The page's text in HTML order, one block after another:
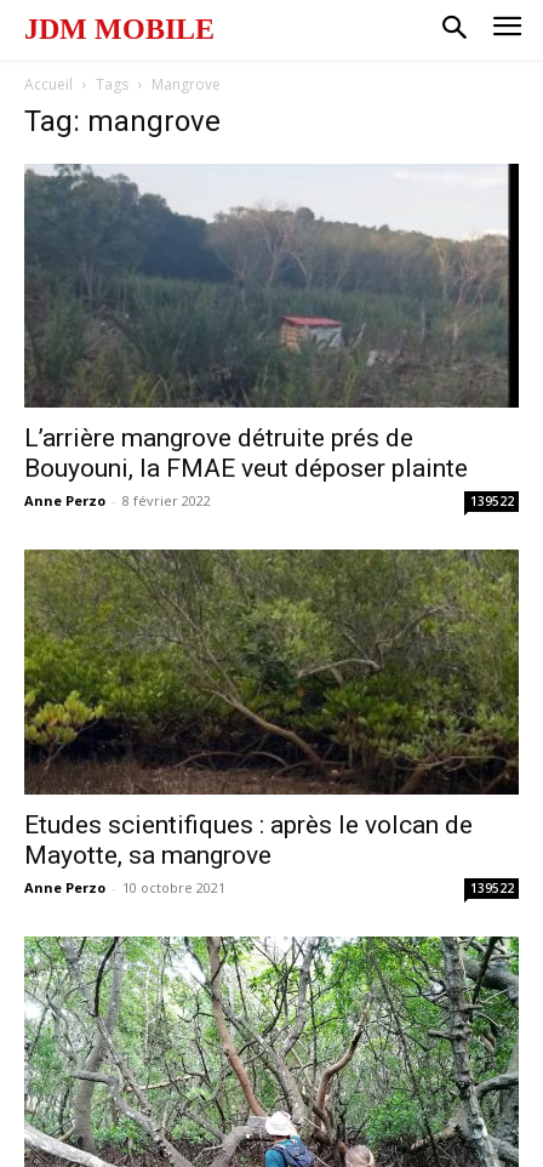
JDM MOBILE
Accueil Tags Mangrove
Tag: mangrove
L’arrière mangrove détruite prés de
Bouyouni, la FMAE veut déposer plainte
Anne Perzo - 8 février 2022 139522
Etudes scientifiques : après le volcan de
Mayotte, sa mangrove
Anne Perzo - 10 octobre 2021 139522